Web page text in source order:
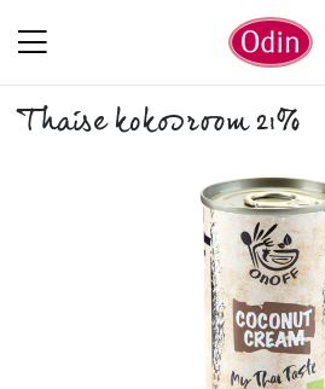
Thaise kokosroom 21%